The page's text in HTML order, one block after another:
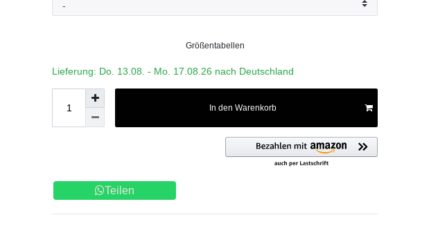
Größentabellen
Lieferung: Do. 13.08. - Mo. 17.08.26 nach Deutschland
In den Warenkorb
Teilen